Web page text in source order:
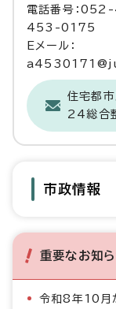
電話番号：
453-0175
Eメール：
住宅都
24総合
市政情報
重要なお知
令和8年10月